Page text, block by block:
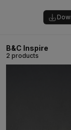
B&C Inspire
2 products